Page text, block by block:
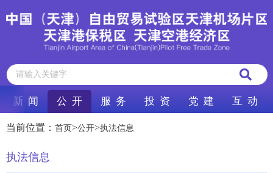
新 闻 公 开 服 务 投 资 党 建 互 动
当前位置： 首页>公开>执法信息
执法信息